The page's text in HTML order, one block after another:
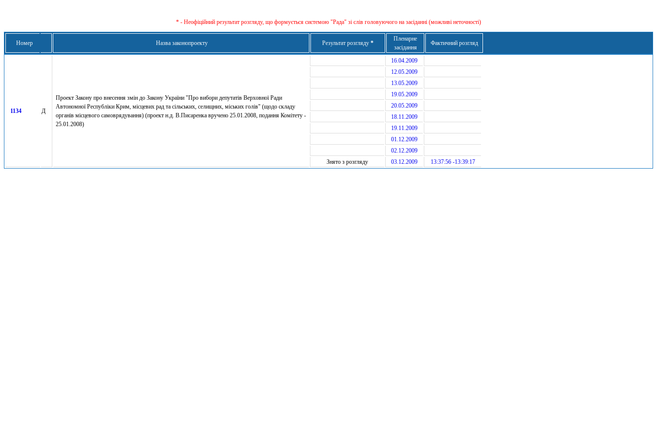
* - Неофіційний результат розгляду, що формується сиcтемою "Рада" зі слів головуючого на засіданні (можливі неточності)
Номер Назва законопроекту Результат розгляду *
Пленарне
засідання
Фактичний розгляд
1134 Д
Проект Закону про внесення змін до Закону України "Про вибори депутатів Верховної Ради
Автономної Республіки Крим, місцевих рад та сільських, селищних, міських голів" (щодо складу
органів місцевого самоврядування) (проект н.д. В.Писаренка вручено 25.01.2008, подання Комітету -
25.01.2008)
16.04.2009
12.05.2009
13.05.2009
19.05.2009
20.05.2009
18.11.2009
19.11.2009
01.12.2009
02.12.2009
Знято з розгляду
03.12.2009 13:37:56 -13:39:17